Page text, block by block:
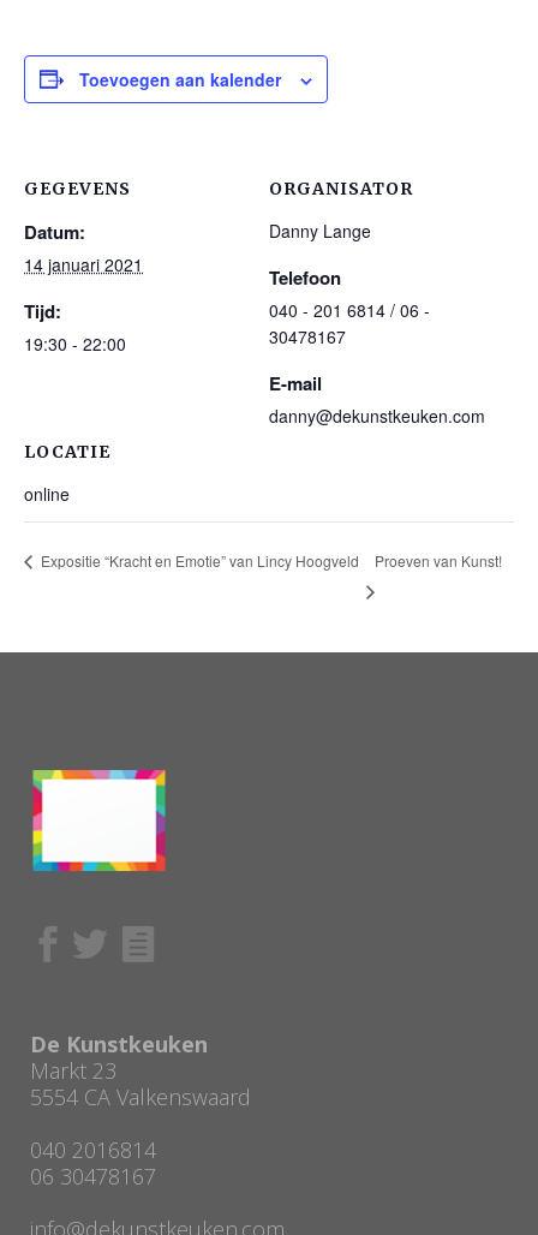
Toevoegen aan kalender
GEGEVENS
Datum:
14 januari 2021
Tijd:
19:30 - 22:00
LOCATIE
online
ORGANISATOR
Danny Lange
Telefoon
040 - 201 6814 / 06 -
30478167
E-mail
danny@dekunstkeuken.com
Expositie “Kracht en Emotie” van Lincy Hoogveld Proeven van Kunst!
De Kunstkeuken
Markt 23
5554 CA Valkenswaard
040 2016814
06 30478167
info@dekunstkeuken.com